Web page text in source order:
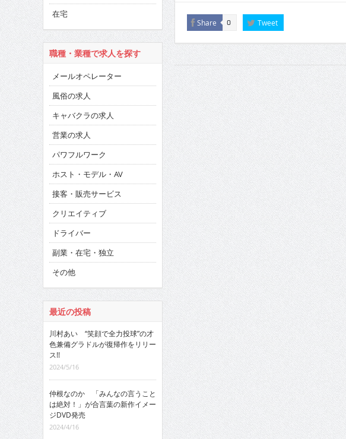
Share 0 Tweet
在宅
職種・業種で求人を探す
メールオペレーター
風俗の求人
キャバクラの求人
営業の求人
パワフルワーク
ホスト・モデル・AV
接客・販売サービス
クリエイティブ
ドライバー
副業・在宅・独立
その他
最近の投稿
川村あい “笑顔で全力投球”の才
色兼備グラドルが復帰作をリリー
ス!!
2024/5/16
仲根なのか 「みんなの言うこと
は絶対！」が合言葉の新作イメー
ジDVD発売
2024/4/16